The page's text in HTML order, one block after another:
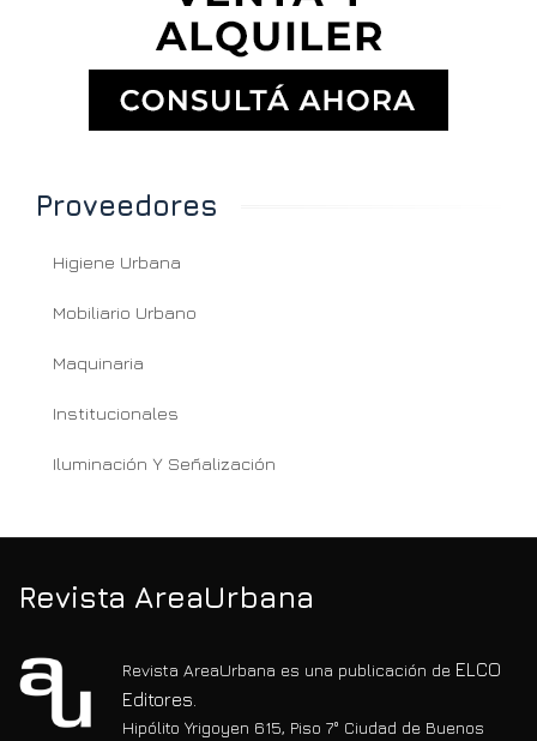
Proveedores
Higiene Urbana
Mobiliario Urbano
Maquinaria
Institucionales
Iluminación Y Señalización
Revista AreaUrbana
Revista AreaUrbana es una publicación de ELCO
Editores.
Hipólito Yrigoyen 615, Piso 7° Ciudad de Buenos